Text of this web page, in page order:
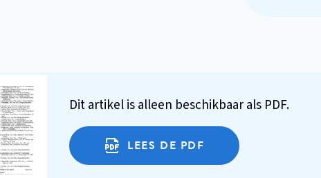
Dit artikel is alleen beschikbaar als PDF.
LEES DE PDF